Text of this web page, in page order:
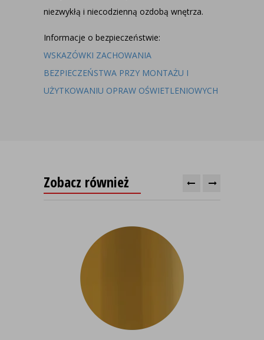
niezwykłą i niecodzienną ozdobą wnętrza.
Informacje o bezpieczeństwie:
WSKAZÓWKI ZACHOWANIA
BEZPIECZEŃSTWA PRZY MONTAŻU I
UŻYTKOWANIU OPRAW OŚWIETLENIOWYCH
Zobacz również